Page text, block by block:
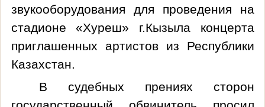
звукооборудования для проведения на
стадионе «Хуреш» г.Кызыла концерта
приглашенных артистов из Республики
Казахстан.
В судебных прениях сторон